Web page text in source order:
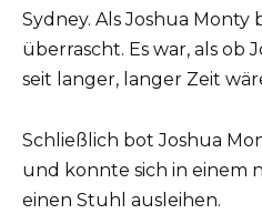
Sydney. Als Joshua
überrascht. Es war, als ob
seit langer, langer Zeit
Schließlich bot Joshua
und konnte sich in einem
einen Stuhl ausleihen.